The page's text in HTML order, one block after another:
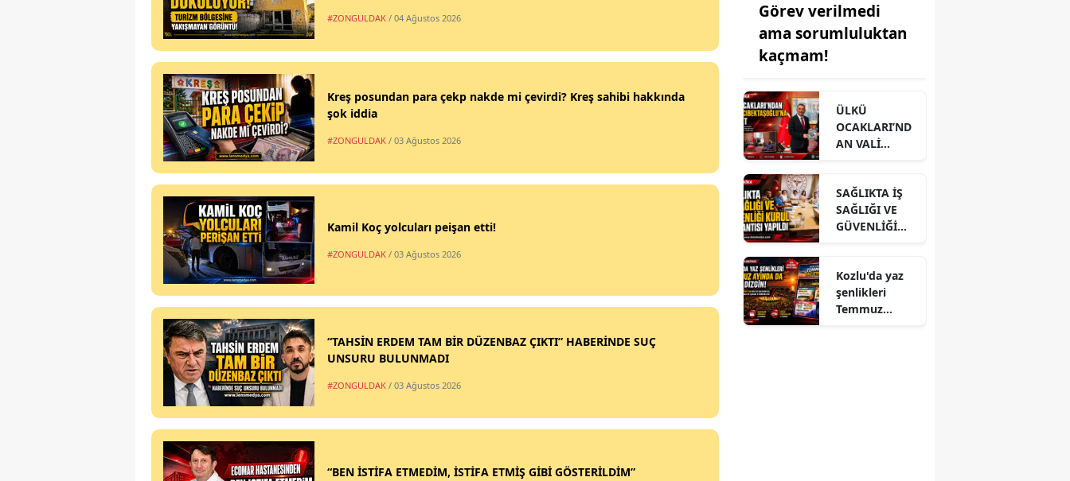
#ZONGULDAK / 04 Ağustos 2026
Kreş posundan para çekp nakde mi çevirdi? Kreş sahibi hakkında
şok iddia
#ZONGULDAK / 03 Ağustos 2026
Kamil Koç yolcuları peişan etti!
#ZONGULDAK / 03 Ağustos 2026
“TAHSİN ERDEM TAM BİR DÜZENBAZ ÇIKTI” HABERİNDE SUÇ
UNSURU BULUNMADI
#ZONGULDAK / 03 Ağustos 2026
“BEN İSTİFA ETMEDİM, İSTİFA ETMİŞ GİBİ GÖSTERİLDİM”
Görev verilmedi
ama sorumluluktan
kaçmam!
ÜLKÜ
OCAKLARI’ND
AN VALİ
ZİYARET
SAĞLIKTA İŞ
SAĞLIĞI VE
GÜVENLİĞİ
YAPILDI
Kozlu'da yaz
şenlikleri
Temmuz